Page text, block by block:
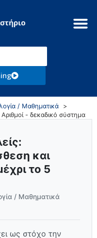
/ Μαθηματικά
Αριθμοί - δεκαδικό σύστημα
και
το 5
/ Μαθηματικά
ως στόχο την